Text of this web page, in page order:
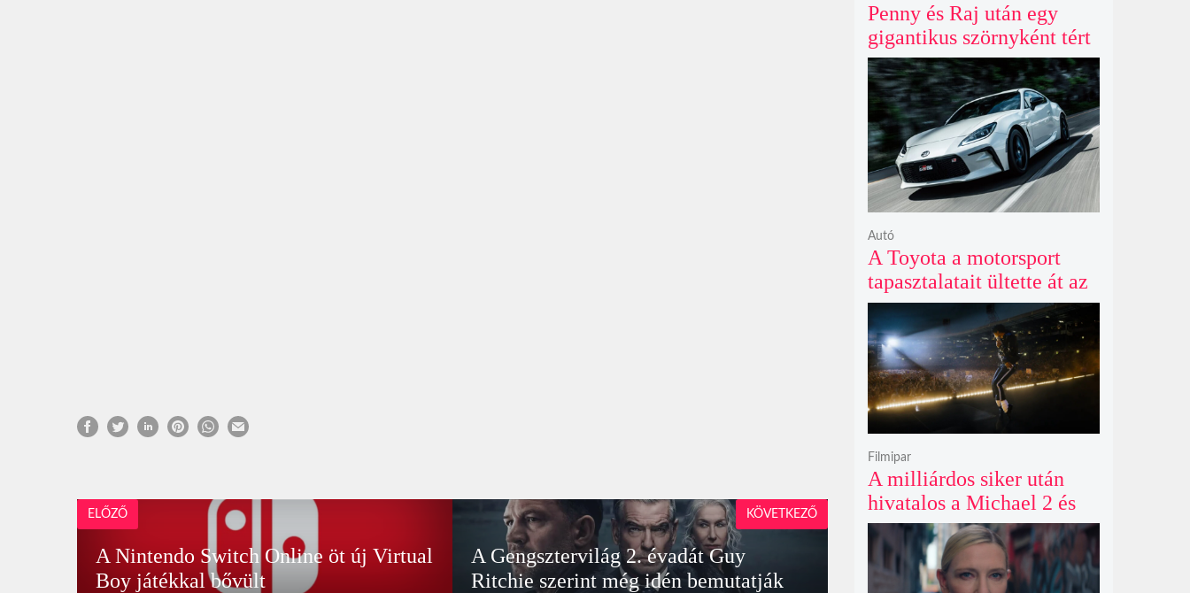
ELŐZŐ
A Nintendo Switch Online öt új Virtual
Boy játékkal bővült
A Gengsztervilág 2. évadát Guy
Ritchie szerint még idén bemutatják
KÖVETKEZŐ
Penny és Raj után egy
gigantikus szörnyként tért
vissza valaki az
Agymenők legújabb spin-
offjában
A Toyota a motorsport
tapasztalatait ültette át az
új GR86 vezethetőségébe
és biztonságába
Autó
A milliárdos siker után
hivatalos a Michael 2 és
már a bemutató éve is
megvan
Filmipar